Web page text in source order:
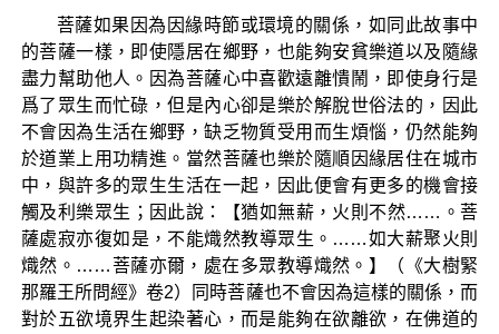
菩薩如果因為因緣時節或環境的關係，如同此故事中
的菩薩一樣，即使隱居在鄉野，也能夠安貧樂道以及隨緣
盡力幫助他人。因為菩薩心中喜歡遠離憒鬧，即使身行是
爲了眾生而忙碌，但是內心卻是樂於解脫世俗法的，因此
不會因為生活在鄉野，缺乏物質受用而生煩惱，仍然能夠
於道業上用功精進。當然菩薩也樂於隨順因緣居住在城市
中，與許多的眾生生活在一起，因此便會有更多的機會接
觸及利樂眾生；因此說：【猶如無薪，火則不然……。菩
薩處寂亦復如是，不能熾然教導眾生。……如大薪聚火則
熾然。……菩薩亦爾，處在多眾教導熾然。】（《大樹緊
那羅王所問經》卷2）同時菩薩也不會因為這樣的關係，而
對於五欲境界生起染著心，而是能夠在欲離欲，在佛道的